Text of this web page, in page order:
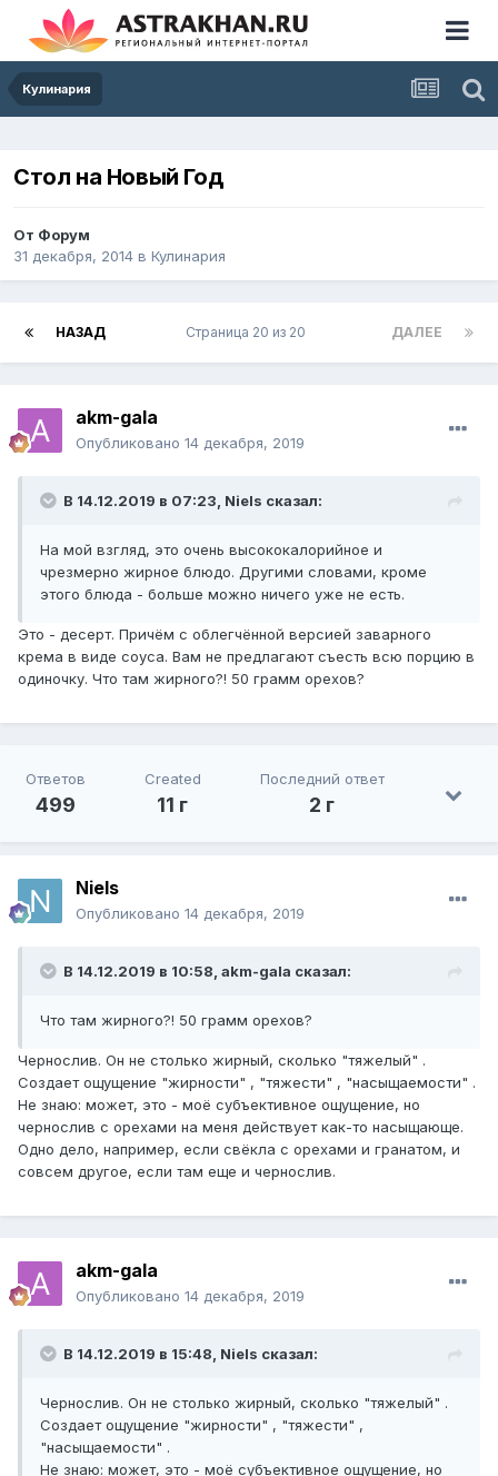
Кулинария
Cтол на Новый Год
От Форум
31 декабря, 2014 в Кулинария
НАЗАД ДАЛЕЕ
Страница 20 из 20
akm-gala
Опубликовано 14 декабря, 2019
В 14.12.2019 в 07:23, Niels сказал:
На мой взгляд, это очень высококалорийное и
чрезмерно жирное блюдо. Другими словами, кроме
этого блюда - больше можно ничего уже не есть.
Это - десерт. Причём с облегчённой версией заварного
крема в виде соуса. Вам не предлагают съесть всю порцию в
одиночку. Что там жирного?! 50 грамм орехов?
Ответов
499
Created
11 г
Последний ответ
2 г
Niels
Опубликовано 14 декабря, 2019
В 14.12.2019 в 10:58, akm-gala сказал:
Что там жирного?! 50 грамм орехов?
Чернослив. Он не столько жирный, сколько "тяжелый" .
Создает ощущение "жирности" , "тяжести" , "насыщаемости" .
Не знаю: может, это - моё субъективное ощущение, но
чернослив с орехами на меня действует как-то насыщающе.
Одно дело, например, если свёкла с орехами и гранатом, и
совсем другое, если там еще и чернослив.
akm-gala
Опубликовано 14 декабря, 2019
В 14.12.2019 в 15:48, Niels сказал:
Чернослив. Он не столько жирный, сколько "тяжелый" .
Создает ощущение "жирности" , "тяжести" ,
"насыщаемости" .
Не знаю: может, это - моё субъективное ощущение, но